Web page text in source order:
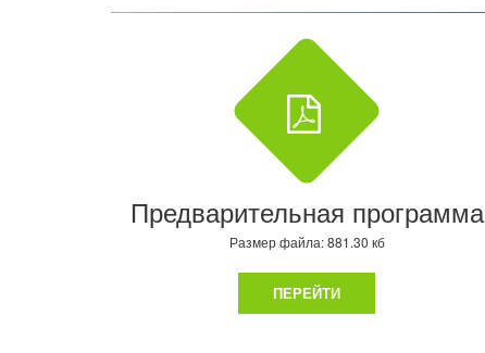
Предварительная программа
Размер файла: 881.30 кб
ПЕРЕЙТИ